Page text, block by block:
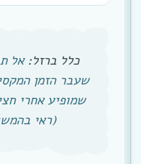
כלל ברזל: אל
שמופיע אחרי
(ראי